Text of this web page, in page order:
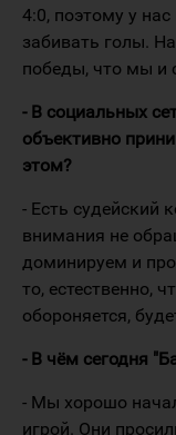
4:0, поэтому у
забивать голы.
победы, что мы и
- В социальных
объективно
этом?
- Есть судейский
внимания не
доминируем и
то, естественно,
обороняется,
- В чём сегодня
- Мы хорошо
игрой. Они